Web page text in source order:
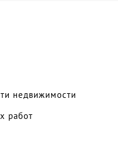
недвижимости
работ